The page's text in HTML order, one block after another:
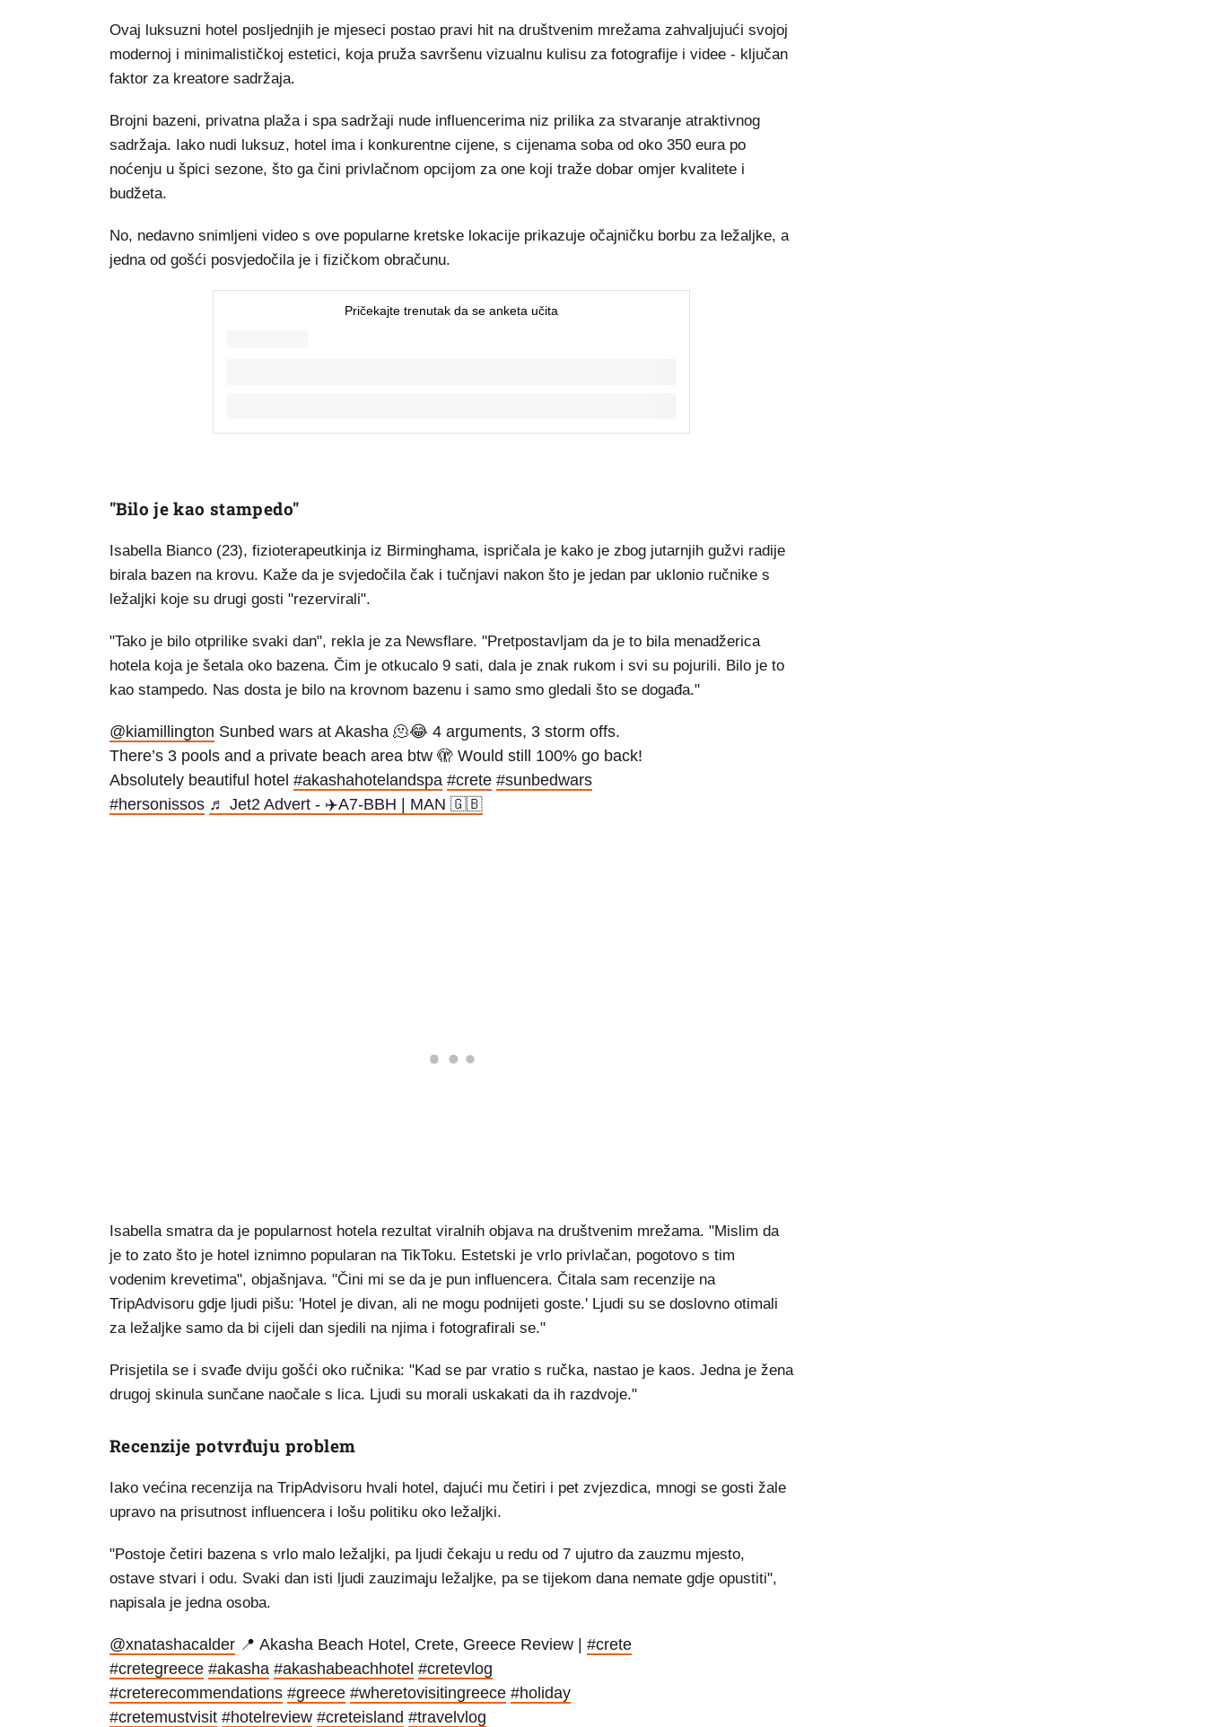
Ovaj luksuzni hotel posljednjih je mjeseci postao pravi hit na društvenim mrežama zahvaljujući svojoj
modernoj i minimalističkoj estetici, koja pruža savršenu vizualnu kulisu za fotografije i videe - ključan
faktor za kreatore sadržaja.
Brojni bazeni, privatna plaža i spa sadržaji nude influencerima niz prilika za stvaranje atraktivnog
sadržaja. Iako nudi luksuz, hotel ima i konkurentne cijene, s cijenama soba od oko 350 eura po
noćenju u špici sezone, što ga čini privlačnom opcijom za one koji traže dobar omjer kvalitete i
budžeta.
No, nedavno snimljeni video s ove popularne kretske lokacije prikazuje očajničku borbu za ležaljke, a
jedna od gošći posvjedočila je i fizičkom obračunu.
"Bilo je kao stampedo"
Isabella Bianco (23), fizioterapeutkinja iz Birminghama, ispričala je kako je zbog jutarnjih gužvi radije
birala bazen na krovu. Kaže da je svjedočila čak i tučnjavi nakon što je jedan par uklonio ručnike s
ležaljki koje su drugi gosti "rezervirali".
"Tako je bilo otprilike svaki dan", rekla je za Newsflare. "Pretpostavljam da je to bila menadžerica
hotela koja je šetala oko bazena. Čim je otkucalo 9 sati, dala je znak rukom i svi su pojurili. Bilo je to
kao stampedo. Nas dosta je bilo na krovnom bazenu i samo smo gledali što se događa."
@kiamillington Sunbed wars at Akasha 🫠😂 4 arguments, 3 storm offs.
There’s 3 pools and a private beach area btw 🫣 Would still 100% go back!
Absolutely beautiful hotel #akashahotelandspa #crete #sunbedwars
#hersonissos ♬ Jet2 Advert - ✈️A7-BBH | MAN 🇬🇧
Isabella smatra da je popularnost hotela rezultat viralnih objava na društvenim mrežama. "Mislim da
je to zato što je hotel iznimno popularan na TikToku. Estetski je vrlo privlačan, pogotovo s tim
vodenim krevetima", objašnjava. "Čini mi se da je pun influencera. Čitala sam recenzije na
TripAdvisoru gdje ljudi pišu: 'Hotel je divan, ali ne mogu podnijeti goste.' Ljudi su se doslovno otimali
za ležaljke samo da bi cijeli dan sjedili na njima i fotografirali se."
Prisjetila se i svađe dviju gošći oko ručnika: "Kad se par vratio s ručka, nastao je kaos. Jedna je žena
drugoj skinula sunčane naočale s lica. Ljudi su morali uskakati da ih razdvoje."
Recenzije potvrđuju problem
Iako većina recenzija na TripAdvisoru hvali hotel, dajući mu četiri i pet zvjezdica, mnogi se gosti žale
upravo na prisutnost influencera i lošu politiku oko ležaljki.
"Postoje četiri bazena s vrlo malo ležaljki, pa ljudi čekaju u redu od 7 ujutro da zauzmu mjesto,
ostave stvari i odu. Svaki dan isti ljudi zauzimaju ležaljke, pa se tijekom dana nemate gdje opustiti",
napisala je jedna osoba.
@xnatashacalder 📍 Akasha Beach Hotel, Crete, Greece Review | #crete
#cretegreece #akasha #akashabeachhotel #cretevlog
#creterecommendations #greece #wheretovisitingreece #holiday
#cretemustvisit #hotelreview #creteisland #travelvlog